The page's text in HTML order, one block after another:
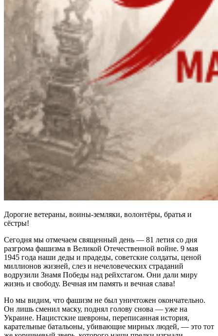
Дорогие ветераны, воины-земляки, волонтёры, братья и
сёстры!
Сегодня мы отмечаем священный день — 81 летия со дня
разгрома фашизма в Великой Отечественной войне. 9 мая
1945 года наши деды и прадеды, советские солдаты, ценой
миллионов жизней, слез и нечеловеческих страданий
водрузили Знамя Победы над рейхстагом. Они дали миру
жизнь и свободу. Вечная им память и вечная слава!
Но мы видим, что фашизм не был уничтожен окончательно.
Он лишь сменил маску, поднял голову снова — уже на
Украине. Нацистские шевроны, переписанная история,
карательные батальоны, убивающие мирных людей, — это тот